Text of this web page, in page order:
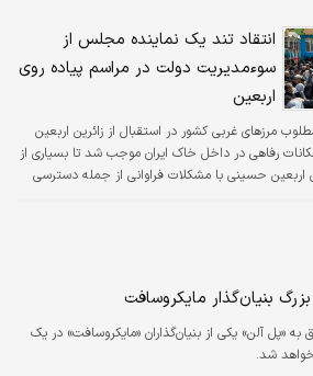
انتقاد تند یک نماینده مجلس از
سوءمدیریت دولت در مراسم پیاده روی
اربعین
مرزهای غربی کشور در استقبال از زائرین اربعین
رفاهی در داخل خاک ایران موجب شد تا بسیاری از
اربعین حسینی با مشکلات فراوانی از جمله دسترسی
بنیان‌‌گذار مایکروسافت
«پل آلن» یکی از بنیان‌‌گذاران «مایکروسافت» در یک
شد.